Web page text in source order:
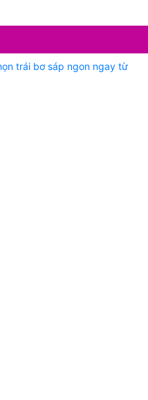
trái bơ sáp ngon ngay từ